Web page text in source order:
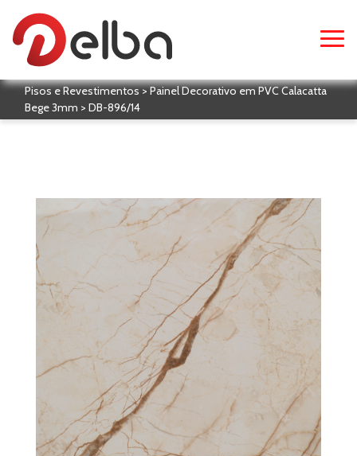
Pisos e Revestimentos > Painel Decorativo em PVC Calacatta
Bege 3mm > DB-896/14